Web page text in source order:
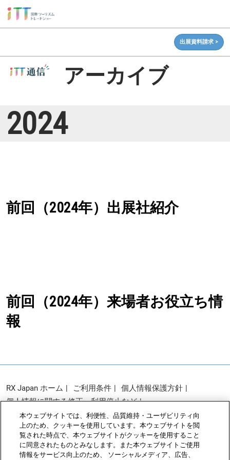
ス
キ
ッ
し
て
出展資料請求 >
アーカイブ
2024
前回（2024年）出展社紹介
前回（2024年）来場者お役立ち情
報
RX Japan ホーム ご利用条件
個人情報保護方針
個人情報に関する修正・利用停止など
展示会・セミナー参加ポリシー
クッキーポリシー
クッキーの設定
Copyright © RX Japan Ltd.
本ウェブサイトでは、利便性、品質維持・ユーザビリティ向
上のため、クッキーを使用しています。本ウェブサイトを閲
覧された時点で、本ウェブサイトがクッキーを使用すること
に同意されたものとみなします。また本ウェブサイトご使用
情報をサービス向上のため、 ソーシャルメディア、広告、